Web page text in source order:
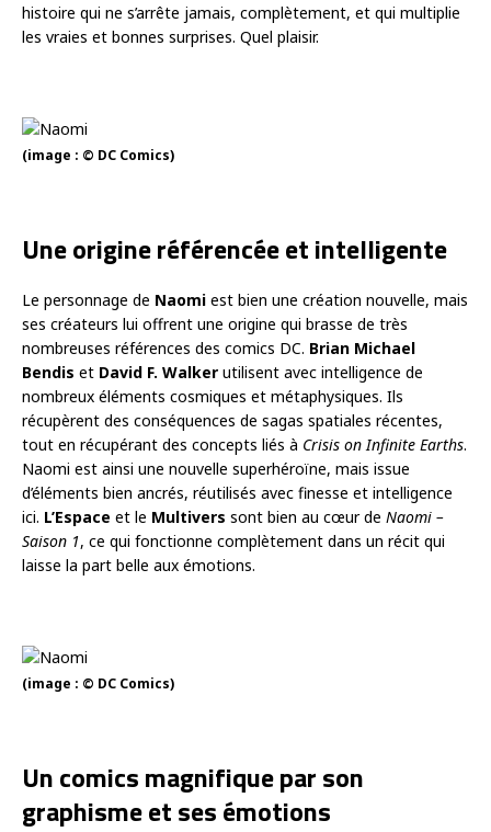
histoire qui ne s’arrête jamais, complètement, et qui multiplie
les vraies et bonnes surprises. Quel plaisir.
(image : © DC Comics)
Une origine référencée et intelligente
Le personnage de Naomi est bien une création nouvelle, mais
ses créateurs lui offrent une origine qui brasse de très
nombreuses références des comics DC. Brian Michael
Bendis et David F. Walker utilisent avec intelligence de
nombreux éléments cosmiques et métaphysiques. Ils
récupèrent des conséquences de sagas spatiales récentes,
tout en récupérant des concepts liés à Crisis on Infinite Earths.
Naomi est ainsi une nouvelle superhéroïne, mais issue
d’éléments bien ancrés, réutilisés avec finesse et intelligence
ici. L’Espace et le Multivers sont bien au cœur de Naomi –
Saison 1, ce qui fonctionne complètement dans un récit qui
laisse la part belle aux émotions.
(image : © DC Comics)
Un comics magnifique par son
graphisme et ses émotions